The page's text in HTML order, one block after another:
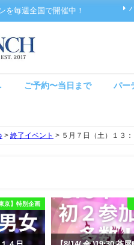
を毎週全国で開催中！
ご予約〜当日まで パー
> 終了イベント > ５月７日（土）１３
京】特別企画